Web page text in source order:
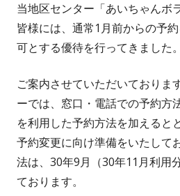
当地区センター「あいちゃんボ
皆様には、通常1月前からの予
可とする優待を行ってきました。
ご案内させていただいておりま
ーでは、窓口・電話での予約方
を利用した予約方法を加えると
予約変更に向け準備をいたして
法は、30年9月（30年11月利用
ております。